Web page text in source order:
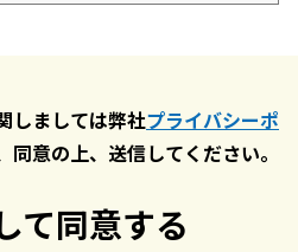
しましては弊社プライバシーポ
同意の上、送信してください。
て同意する